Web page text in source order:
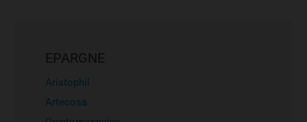
EPARGNE
Aristophil
Artecosa